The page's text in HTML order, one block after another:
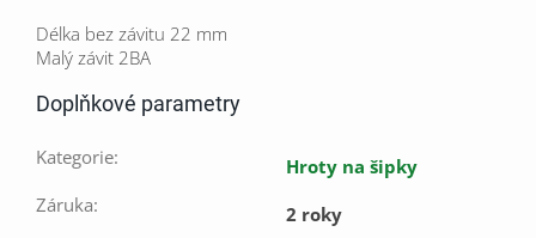
Délka bez závitu 22 mm
Malý závit 2BA
Doplňkové parametry
Kategorie:
Hroty na šipky
Záruka:
2 roky